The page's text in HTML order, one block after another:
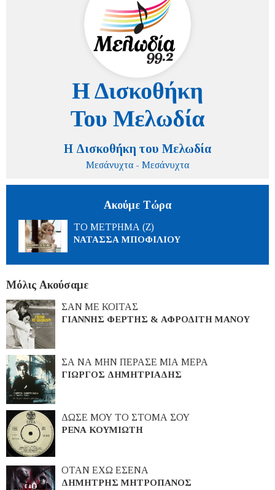
Η Δισκοθήκη του Μελωδία
Μεσάνυχτα - Μεσάνυχτα
Ακούμε Τώρα
ΤΟ ΜΕΤΡΗΜΑ (Ζ)
ΝΑΤΑΣΣΑ ΜΠΟΦΙΛΙΟΥ
Μόλις Ακούσαμε
ΣΑΝ ΜΕ ΚΟΙΤΑΣ
ΓΙΑΝΝΗΣ ΦΕΡΤΗΣ & ΑΦΡΟΔΙΤΗ ΜΑΝΟΥ
ΣΑ ΝΑ ΜΗΝ ΠΕΡΑΣΕ ΜΙΑ ΜΕΡΑ
ΓΙΩΡΓΟΣ ΔΗΜΗΤΡΙΑΔΗΣ
ΔΩΣΕ ΜΟΥ ΤΟ ΣΤΟΜΑ ΣΟΥ
ΡΕΝΑ ΚΟΥΜΙΩΤΗ
ΟΤΑΝ ΕΧΩ ΕΣΕΝΑ
ΔΗΜΗΤΡΗΣ ΜΗΤΡΟΠΑΝΟΣ